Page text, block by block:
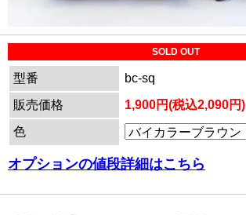
SOLD OUT
型番
bc-sq
販売価格
1,900円(税込2,090円)
色
オプションの値段詳細はこちら